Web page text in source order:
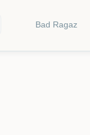
Bad Ragaz